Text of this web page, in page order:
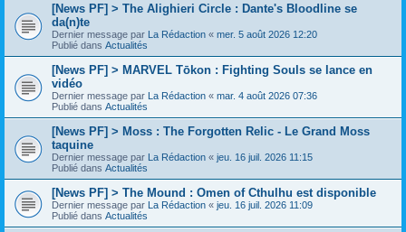
[News PF] > The Alighieri Circle : Dante's Bloodline se
da(n)te
Dernier message par La Rédaction « mer. 5 août 2026 12:20
Publié dans Actualités
[News PF] > MARVEL Tōkon : Fighting Souls se lance en
vidéo
Dernier message par La Rédaction « mar. 4 août 2026 07:36
Publié dans Actualités
[News PF] > Moss : The Forgotten Relic - Le Grand Moss
taquine
Dernier message par La Rédaction « jeu. 16 juil. 2026 11:15
Publié dans Actualités
[News PF] > The Mound : Omen of Cthulhu est disponible
Dernier message par La Rédaction « jeu. 16 juil. 2026 11:09
Publié dans Actualités